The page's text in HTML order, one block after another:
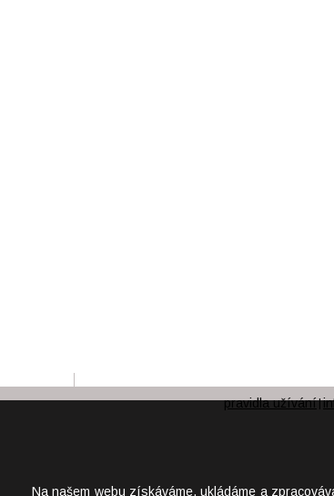
pravidla užívání|
Na našem webu získáváme, ukládáme a